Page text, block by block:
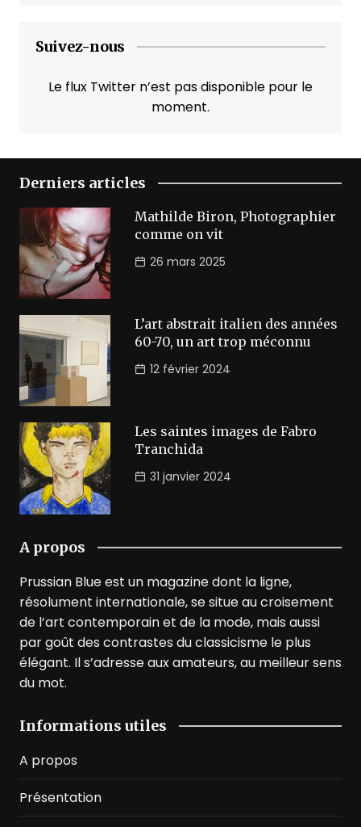
Suivez-nous
Le flux Twitter n’est pas disponible pour le
moment.
Derniers articles
Mathilde Biron, Photographier
comme on vit
26 mars 2025
L’art abstrait italien des années
60-70, un art trop méconnu
12 février 2024
Les saintes images de Fabro
Tranchida
31 janvier 2024
A propos
Prussian Blue est un magazine dont la ligne,
résolument internationale, se situe au croisement
de l’art contemporain et de la mode, mais aussi
par goût des contrastes du classicisme le plus
élégant. Il s’adresse aux amateurs, au meilleur sens
du mot.
Informations utiles
A propos
Présentation